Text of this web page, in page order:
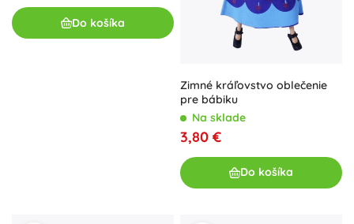
Do košíka
Zimné kráľovstvo oblečenie
pre bábiku
Na sklade
3,80 €
Do košíka